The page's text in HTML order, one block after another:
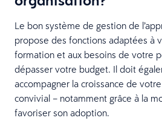
Le bon système de gestion de
propose des fonctions adaptées à
formation et aux besoins de votre
dépasser votre budget. Il doit
accompagner la croissance de
convivial – notamment grâce à la
favoriser son adoption.